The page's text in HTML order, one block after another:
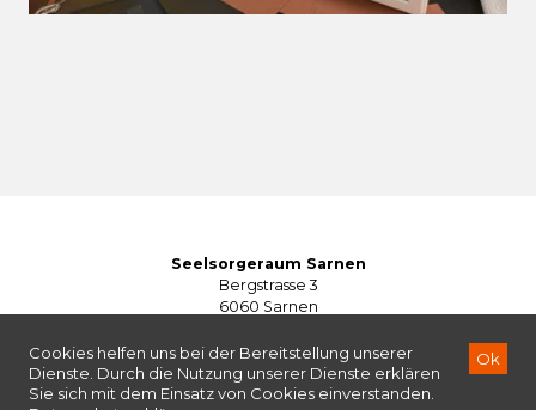
Seelsorgeraum Sarnen
Bergstrasse 3
6060 Sarnen
seelsorgeraum@kg-sarnen.ch